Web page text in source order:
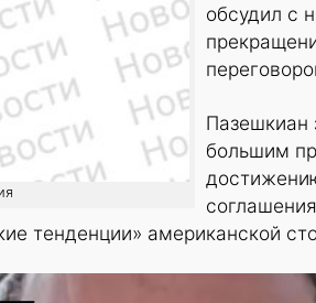
обсудил с
Пазешкиан
большим
тенденции» американской